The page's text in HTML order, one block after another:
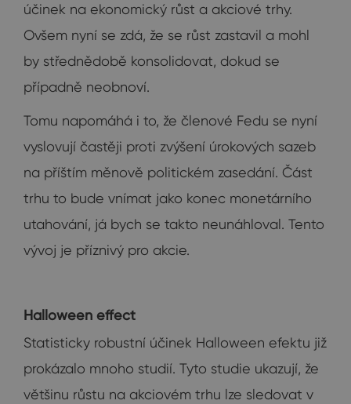
účinek na ekonomický růst a akciové trhy.
Ovšem nyní se zdá, že se růst zastavil a mohl
by střednědobě konsolidovat, dokud se
případně neobnoví.
Tomu napomáhá i to, že členové Fedu se nyní
vyslovují častěji proti zvýšení úrokových sazeb
na příštím měnově politickém zasedání. Část
trhu to bude vnímat jako konec monetárního
utahování, já bych se takto neunáhloval. Tento
vývoj je příznivý pro akcie.
Halloween effect
Statisticky robustní účinek Halloween efektu již
prokázalo mnoho studií. Tyto studie ukazují, že
většinu růstu na akciovém trhu lze sledovat v